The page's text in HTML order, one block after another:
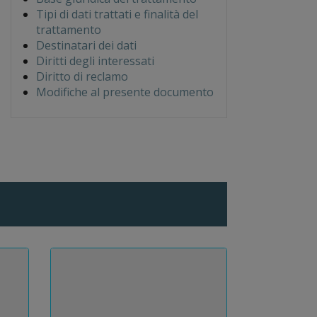
Tipi di dati trattati e finalità del
trattamento
Destinatari dei dati
Diritti degli interessati
Diritto di reclamo
Modifiche al presente documento